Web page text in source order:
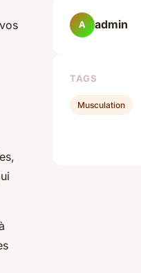
A admin
TAGS
Musculation